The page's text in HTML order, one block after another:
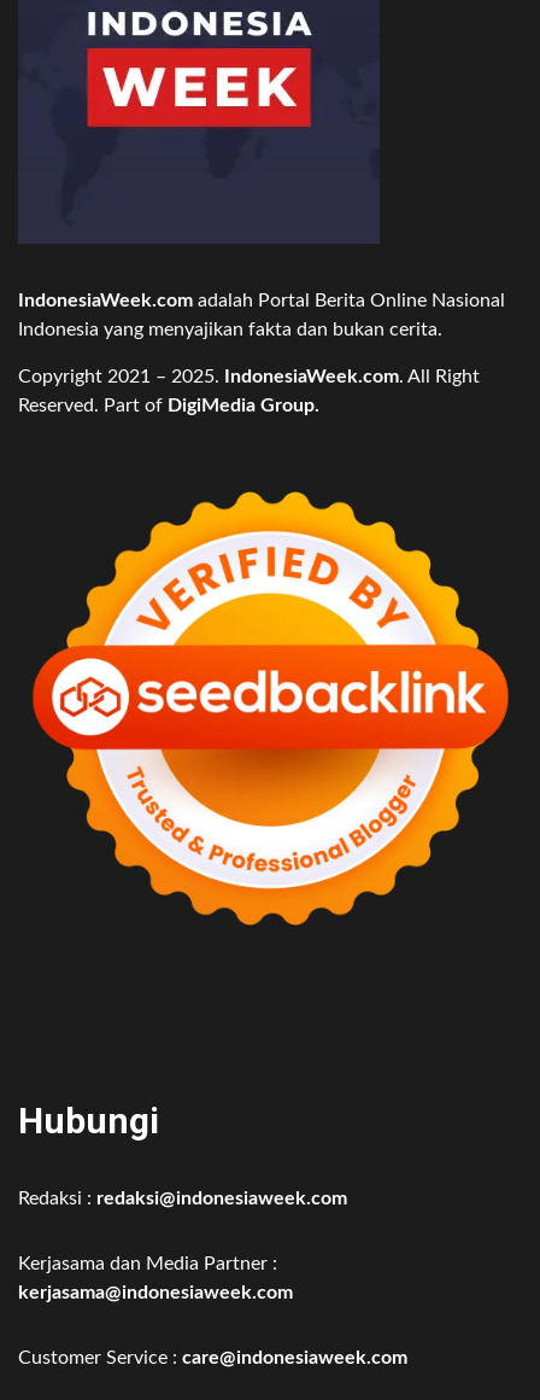
IndonesiaWeek.com adalah Portal Berita Online Nasional
Indonesia yang menyajikan fakta dan bukan cerita.
Copyright 2021 – 2025. IndonesiaWeek.com. All Right
Reserved. Part of DigiMedia Group.
Hubungi
Redaksi : redaksi@indonesiaweek.com
Kerjasama dan Media Partner :
kerjasama@indonesiaweek.com
Customer Service : care@indonesiaweek.com